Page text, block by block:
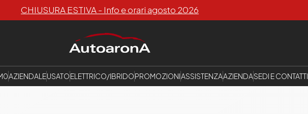
CHIUSURA ESTIVA - Info e orari agosto 2026
AZIENDALEUSATOELETTRICO/IBRIDOPROMOZIONIASSISTENZAAZIENDASEDI E CONTATTI